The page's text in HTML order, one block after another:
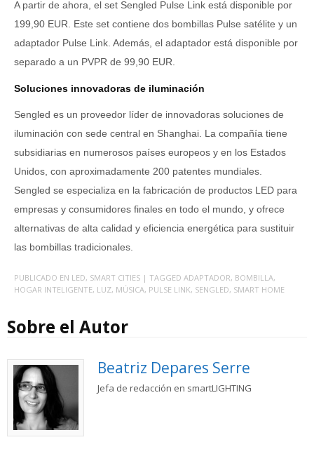
A partir de ahora, el set Sengled Pulse Link está disponible por
199,90 EUR. Este set contiene dos bombillas Pulse satélite y un
adaptador Pulse Link. Además, el adaptador está disponible por
separado a un PVPR de 99,90 EUR.
Soluciones innovadoras de iluminación
Sengled es un proveedor líder de innovadoras soluciones de
iluminación con sede central en Shanghai. La compañía tiene
subsidiarias en numerosos países europeos y en los Estados
Unidos, con aproximadamente 200 patentes mundiales.
Sengled se especializa en la fabricación de productos LED para
empresas y consumidores finales en todo el mundo, y ofrece
alternativas de alta calidad y eficiencia energética para sustituir
las bombillas tradicionales.
PUBLICADO EN LED, SMART CITIES | TAGGED ADAPTADOR, BOMBILLA,
HOGAR INTELIGENTE, LUZ, MÚSICA, PULSE LINK, SENGLED, SMART HOME
Sobre el Autor
Beatriz Depares Serre
Jefa de redacción en smartLIGHTING